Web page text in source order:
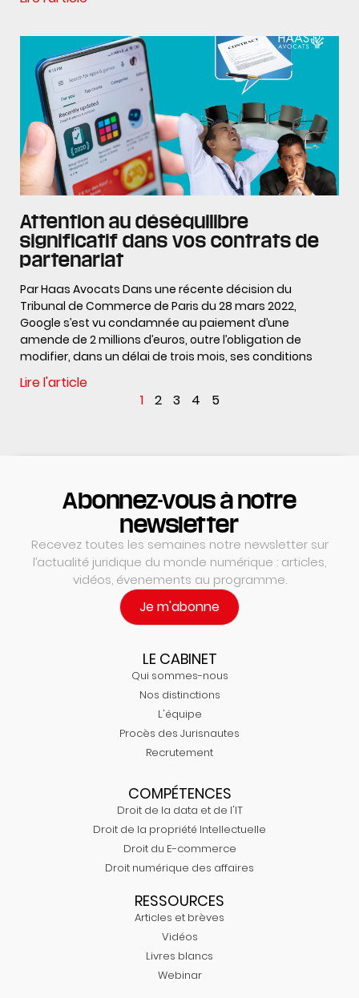
Attention au déséquilibre
significatif dans vos contrats de
partenariat
Par Haas Avocats Dans une récente décision du
Tribunal de Commerce de Paris du 28 mars 2022,
Google s’est vu condamnée au paiement d’une
amende de 2 millions d’euros, outre l’obligation de
modifier, dans un délai de trois mois, ses conditions
Lire l'article
1
2 3 4 5
Abonnez-vous à notre
newsletter
Recevez toutes les semaines notre newsletter sur
l’actualité juridique du monde numérique : articles,
vidéos, évenements au programme.
Je m'abonne
LE CABINET
Qui sommes-nous
Nos distinctions
L'équipe
Procès des Jurisnautes
Recrutement
COMPÉTENCES
Droit de la data et de l'IT
Droit de la propriété Intellectuelle
Droit du E-commerce
Droit numérique des affaires
RESSOURCES
Articles et brèves
Vidéos
Livres blancs
Webinar